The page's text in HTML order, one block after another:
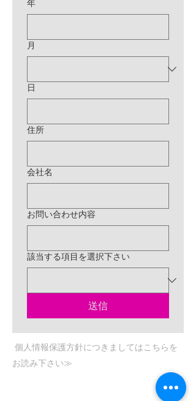
年
月
日
住所
会社名
お問い合わせ内容
該当する項目を選択下さい
送信
個人情報保護方針につきましてはこちらを
お読み下さい≫